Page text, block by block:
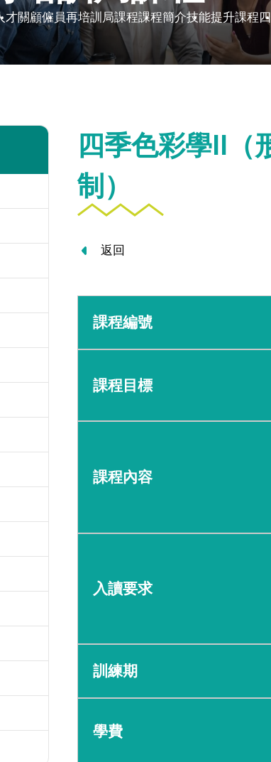
才關顧僱員再培訓局課程課程簡介技能提升課程
四季色彩學II（
制）
返回
課程編號
課程目標
課程內容
入讀要求
訓練期
學費